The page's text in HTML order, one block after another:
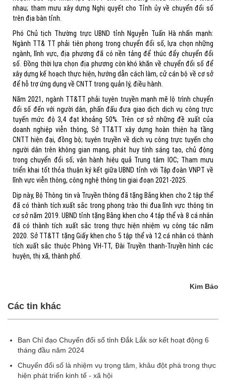
nhau; tham mưu xây dựng Nghị quyết cho Tỉnh ủy về chuyển đổi số
trên địa bàn tỉnh.
Phó Chủ tịch Thường trực UBND tỉnh Nguyễn Tuấn Hà nhấn mạnh:
Ngành TT& TT phải tiên phong trong chuyển đổi số, lựa chọn những
ngành, lĩnh vực, địa phương đã có nền tảng để thúc đẩy chuyển đổi
số. Đồng thời lựa chọn địa phương còn khó khăn về chuyển đổi số để
xây dựng kế hoạch thực hiện, hướng dẫn cách làm, cử cán bộ về cơ sở
để hỗ trợ ứng dụng về CNTT trong quản lý, điều hành.
Năm 2021, ngành TT&TT phải tuyên truyền mạnh mẽ lộ trình chuyển
đổi số đến với người dân, phấn đấu đưa giao dịch dịch vụ công trực
tuyến mức độ 3,4 đạt khoảng 50%. Trên cơ sở những đề xuất của
doanh nghiệp viễn thông, Sở TT&TT xây dựng hoàn thiện hạ tầng
CNTT hiện đại, đồng bộ; tuyên truyền về dịch vụ công trực tuyến cho
người dân trên không gian mạng, phát huy tính sáng tạo, chủ động
trong chuyển đổi số; vận hành hiệu quả Trung tâm IOC; Tham mưu
triển khai tốt thỏa thuận ký kết giữa UBND tỉnh với Tập đoàn VNPT về
lĩnh vực viễn thông, công nghệ thông tin giai đoạn 2021-2025.
Dịp này, Bộ Thông tin và Truyền thông đã tặng Bằng khen cho 2 tập thể
đã có thành tích xuất sắc trong phong trào thi đua lĩnh vực thông tin
cơ sở năm 2019. UBND tỉnh tặng Bằng khen cho 4 tập thể và 8 cá nhân
đã có thành tích xuất sắc trong thực hiện nhiệm vụ công tác năm
2020. Sở TT&TT tặng Giấy khen cho 5 tập thể và 12 cá nhân có thành
tích xuất sắc thuộc Phòng VH-TT, Đài Truyền thanh-Truyền hình các
huyện, thị xã, thành phố.
Kim Bảo
Các tin khác
Ban Chỉ đạo Chuyển đổi số tỉnh Đắk Lắk sơ kết hoạt động 6
tháng đầu năm 2024
Chuyển đổi số là nhiệm vụ trọng tâm, khâu đột phá trong thực
hiện phát triển kinh tế - xã hội